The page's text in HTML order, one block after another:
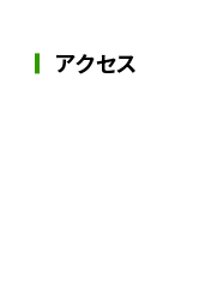
アクセス